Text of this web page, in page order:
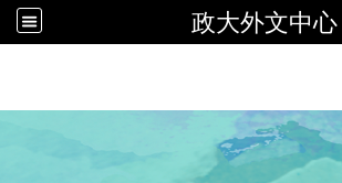
政大外文中心